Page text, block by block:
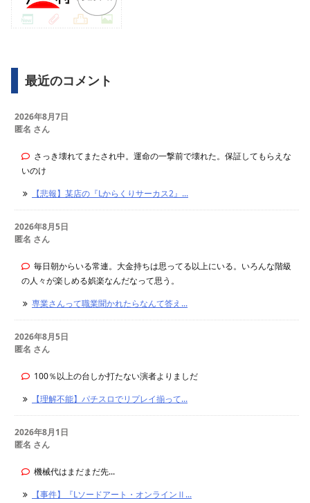
最近のコメント
2026年8月7日
匿名 さん
さっき壊れてまたされ中。運命の一撃前で壊れた。保証してもらえな
いのけ
【悲報】某店の『Lからくりサーカス2』...
2026年8月5日
匿名 さん
毎日朝からいる常連。大金持ちは思ってる以上にいる。いろんな階級
の人々が楽しめる娯楽なんだなって思う。
専業さんって職業聞かれたらなんて答え...
2026年8月5日
匿名 さん
100％以上の台しか打たない演者よりましだ
【理解不能】パチスロでリプレイ揃って...
2026年8月1日
匿名 さん
機械代はまだまだ先...
【事件】『Lソードアート・オンラインⅡ...